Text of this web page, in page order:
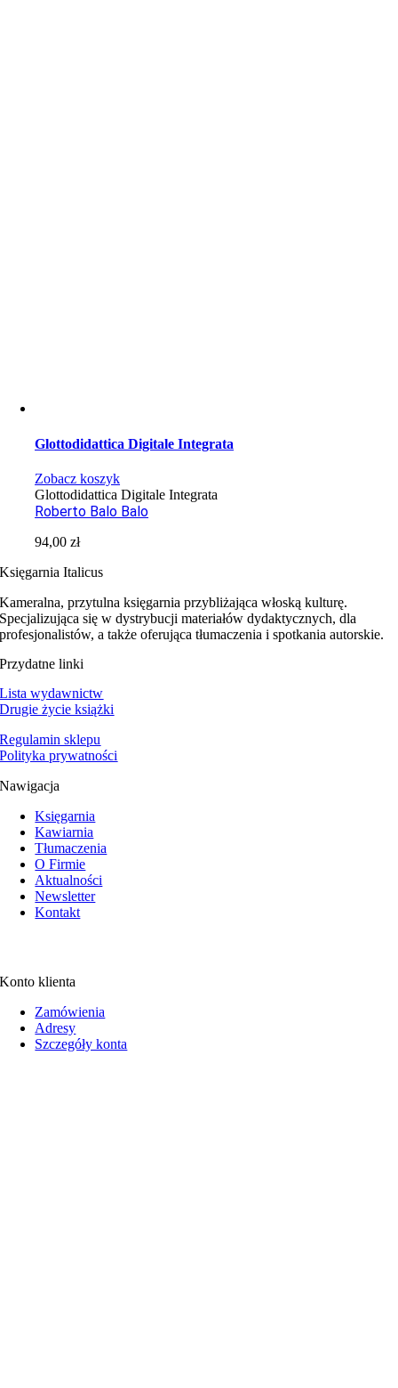
Glottodidattica Digitale Integrata
Zobacz koszyk
Glottodidattica Digitale Integrata
Roberto Balo Balo
94,00zł
Księgarnia Italicus
Kameralna, przytulna księgarnia przybliżająca włoską kulturę.
Specjalizująca się w dystrybucji materiałów dydaktycznych, dla
profesjonalistów, a także oferująca tłumaczenia i spotkania autorskie.
Przydatne linki
Lista wydawnictw
Drugie życie książki
Regulamin sklepu
Polityka prywatności
Nawigacja
Księgarnia
Kawiarnia
Tłumaczenia
O Firmie
Aktualności
Newsletter
Kontakt
Konto klienta
Zamówienia
Adresy
Szczegóły konta